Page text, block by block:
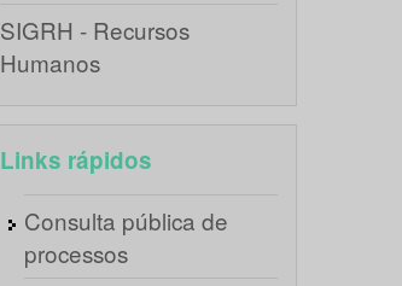
SIGRH - Recursos
Humanos
Links rápidos
Consulta pública de
processos